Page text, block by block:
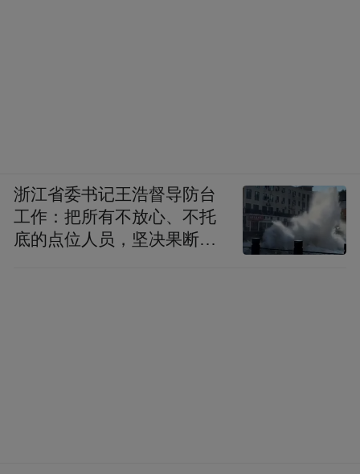
浙江省委书记王浩督导防台
工作：把所有不放心、不托
底的点位人员，坚决果断转